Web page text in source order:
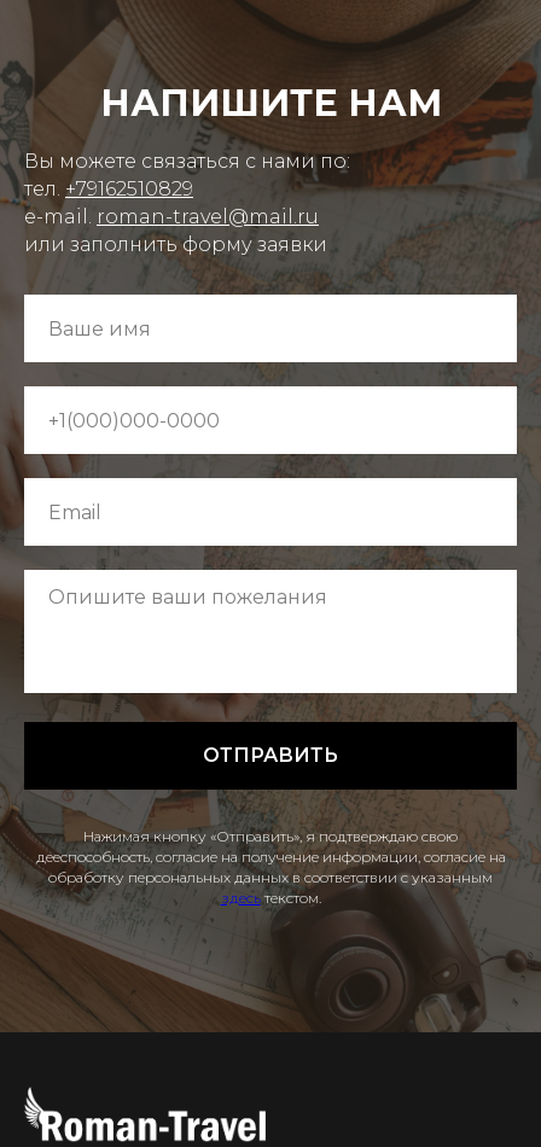
НАПИШИТЕ НАМ
Вы можете связаться с нами по:
тел. +79162510829
e-mail. roman-travel@mail.ru
или заполнить форму заявки
ОТПРАВИТЬ
Нажимая кнопку «Отправить», я подтверждаю свою
дееспособность, согласие на получение информации, согласие на
обработку персональных данных в соответствии с указанным
здесьтекстом.